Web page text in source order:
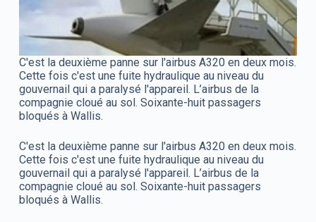
C'est la deuxième panne sur l'airbus A320 en deux mois.
Cette fois c'est une fuite hydraulique au niveau du
gouvernail qui a paralysé l'appareil. L’airbus de la
compagnie cloué au sol. Soixante-huit passagers
bloqués à Wallis.
C'est la deuxième panne sur l'airbus A320 en deux mois.
Cette fois c'est une fuite hydraulique au niveau du
gouvernail qui a paralysé l'appareil. L’airbus de la
compagnie cloué au sol. Soixante-huit passagers
bloqués à Wallis.